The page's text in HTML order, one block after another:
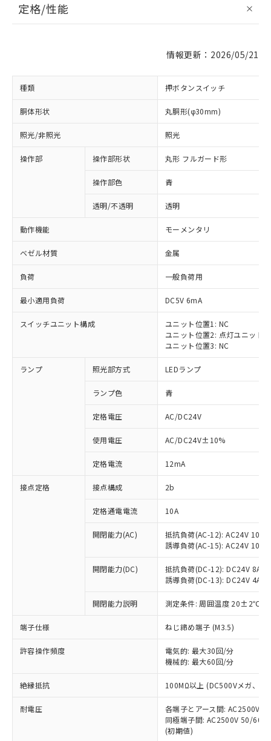
定格/性能
情報更新：2026/05/21
種類 押ボタンスイッチ
胴体形状 丸胴形(φ30mm)
照光/非照光 照光
操作部 操作部形状 丸形 フルガード形
操作部色 青
透明/不透明 透明
動作機能 モーメンタリ
ベゼル材質 金属
負荷 一般負荷用
最小適用負荷 DC5V 6mA
スイッチユニット構成
ユニット位置1: NC
ユニット位置2: 点灯ユニット
ユニット位置3: NC
ランプ 照光部方式 LEDランプ
ランプ色 青
定格電圧 AC/DC24V
使用電圧 AC/DC24V±10%
定格電流 12mA
接点定格 接点構成 2b
定格通電電流 10A
開閉能力(AC)
抵抗負荷(AC-12): AC24V 10A/
誘導負荷(AC-15): AC24V
開閉能力(DC)
抵抗負荷(DC-12): DC24V 8A/
誘導負荷(DC-13): DC24V 4A/
開閉能力説明 測定条件: 周囲温度 20±2℃、
端子仕様 ねじ締め端子 (M3.5)
許容操作頻度
電気的: 最大30回/分
機械的: 最大60回/分
絶縁抵抗 100MΩ以上 (DC500Vメガ、点
耐電圧
各端子とアース間: AC2500V
同極端子間: AC2500V 50/
(初期値)
ご利用条件
以下の条件をお読みいただき、同意のうえ
ご利用ください。
本サービスは、当社制御機器事業取扱
商品の当社在庫状況および標準価格
(税抜)を提供させていただくもので
当社制御機器事業取扱商品の中には、
本サービスの対象外となる商品もある
ことをご了承ください。
在庫状況および標準価格照会結果は、
記載している更新日時点での社内デー
タに基づき作成されるものであり、閲
覧された時点での実際の在庫および標
準価格とは異なる場合があることをご
※1 対応状況
対応済み：EU RoHS指令（10物質）の
非含有に対応した製品が提供可能な商品で
す。
対応予定：EU RoHS指令（10物質）の非含
有に対応した製品に切り替える予定のある
対応予定なし：EU RoHS指令（10物質）の
非含有に非対応の商品で、対応品を出す予
定はありません。
調査・確認中：EU RoHS指令（10物質）の
非含有の対応状況を調査中または確認中の
非該当品：ライセンス料など無形物で、有
害物質有無と関係のない商品です。
仕入先様の事情により、非含有部品として
いたものが、含有品と判明した場合などや
むを得ず変更することがあります。
六価クロム(Cr(Ⅵ)) 1000ppm以下、ポリ臭化ビフェニル
類(PBB) 1000ppm以下、ポリ臭化ジフェニルエーテル類
「○」：最大均質材料含有率が中国RoHSの
基準値以下であることを示します。
「×」：最大均質材料含有率が中国RoHSの
基準値を超えていることを示します。
「－」：未確認です。当社販売部門へお問
*中国RoHS10物質の基準値 (GB/T26572)：
Pb(鉛) :1000ppm、 Hg(水銀) : 1000ppm、 Cd(カドミウ
Cr(Ⅵ)(六価クロム) : 1000ppm、 PBBs(ポリ臭化ビフェ
当社は、これら貴社製品のうち、外国
為替および外国貿易法に定める商品
（以下｢規制貨物等」という）を輸出
または国外への提供する場合は、日本
国政府の輸出許可(または役務取引許
可)を取得するなどの必要な手続きを